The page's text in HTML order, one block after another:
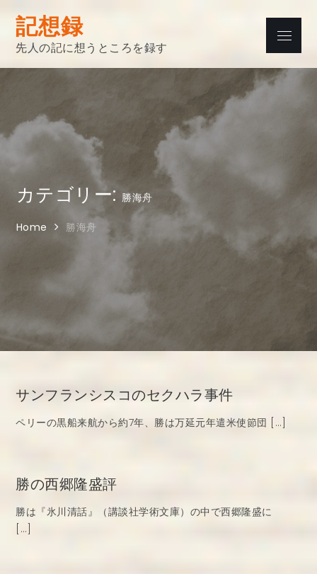
content
記想録
先人の記に想うところを録す
Menu
カテゴリー: 勝海舟
Home 勝海舟
サンフランシスコのセクハラ事件
ペリーの黒船来航から約7年、勝は万延元年遣米使節団 […]
勝の西郷隆盛評
勝は『氷川清話』（講談社学術文庫）の中で西郷隆盛に
[…]